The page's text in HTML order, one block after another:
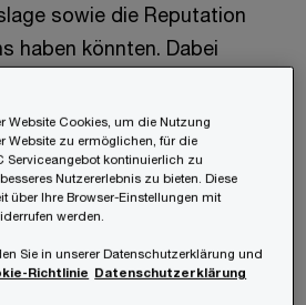
sowie die Reputation
haben könnten. Dabei
Vermögenswerte und
negativ beeinflussen,
Die Grundlage
die Sustainable
(SDGs) und die Agenda 2030,
unserer Welt: Die
Website Cookies, um die Nutzung
Website zu ermöglichen, für die
Serviceangebot kontinuierlich zu
Nutzererlebnis zu bieten. Diese
über Ihre Browser-Einstellungen mit
werden.
Sie in unserer Datenschutzerklärung und
Richtlinie Datenschutzerklärung